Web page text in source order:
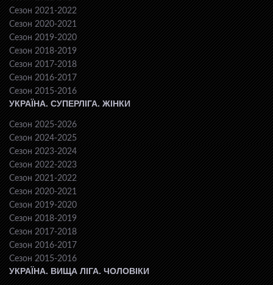
Сезон 2021-2022
Сезон 2020-2021
Сезон 2019-2020
Сезон 2018-2019
Сезон 2017-2018
Сезон 2016-2017
Сезон 2015-2016
УКРАЇНА. СУПЕРЛІГА. ЖІНКИ
Сезон 2025-2026
Сезон 2024-2025
Сезон 2023-2024
Сезон 2022-2023
Сезон 2021-2022
Сезон 2020-2021
Сезон 2019-2020
Сезон 2018-2019
Сезон 2017-2018
Сезон 2016-2017
Сезон 2015-2016
УКРАЇНА. ВИЩА ЛІГА. ЧОЛОВІКИ